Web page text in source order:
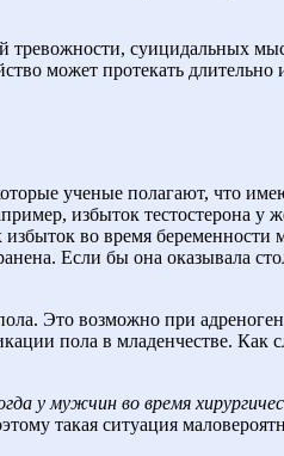
суицидальных
может протекать
ученые полагают, что
избыток тестостерона у
во время
Если бы она оказывала
Это возможно при
пола в младенчестве. Как
у мужчин во время
такая ситуация